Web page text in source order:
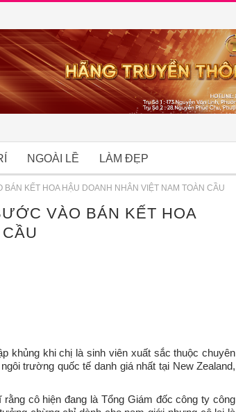
NGOÀI LỀ LÀM ĐẸP
KẾT HOA HẬU DOANH NHÂN VIỆT NAM TOÀN CẦU
VÀO BÁN KẾT HOA
khủng khi chị là sinh viên xuất sắc thuộc chuyên
trường quốc tế danh giá nhất tại New Zealand,
cô hiện đang là Tổng Giám đốc công ty công